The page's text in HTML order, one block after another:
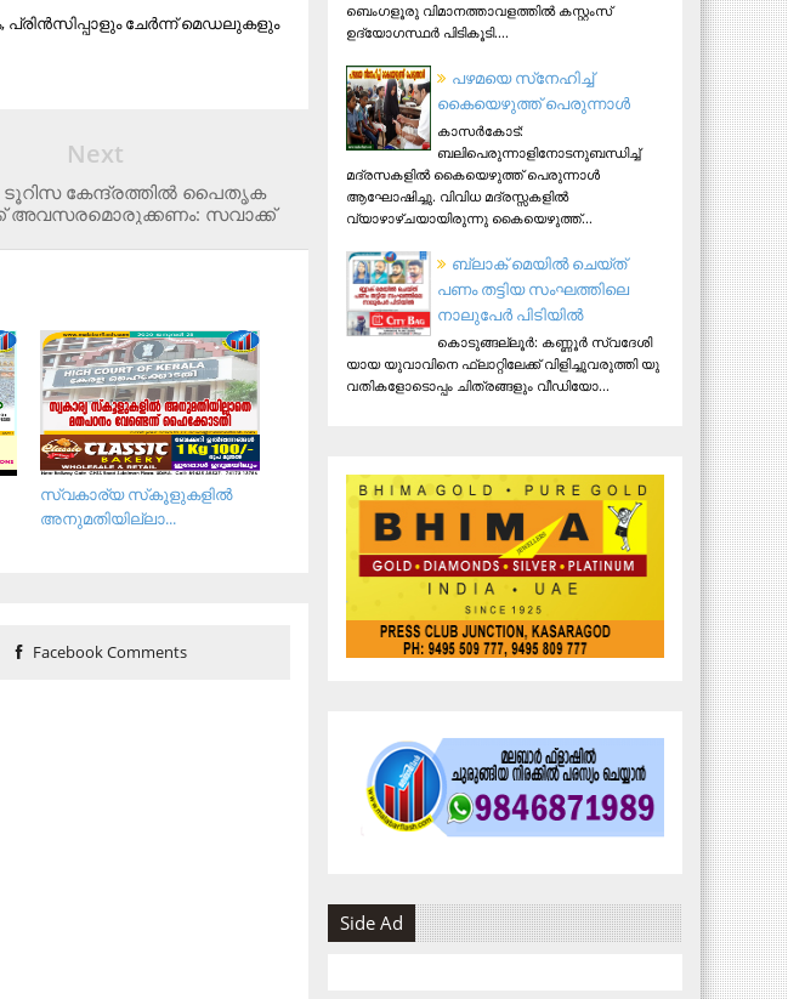
പ്രിന്‍സിപ്പാളും ചേര്‍ന്ന് മെഡലുകളും
Next
കേന്ദ്രത്തിൽ പൈതൃക
അവസരമൊരുക്കണം: സവാക്ക്
സ്വകാര്യ സ്‌കൂളുകളില്‍
അനുമതിയില്ലാ...
Facebook Comments
ബെംഗളൂരു വിമാനത്താവളത്തിൽ കസ്റ്റംസ്
ഉദ്യോഗസ്ഥർ പിടികൂടി....
പഴമയെ സ്‌നേഹിച്ച്
കൈയെഴുത്ത് പെരുന്നാള്‍
കാസര്‍കോട്:
ബലിപെരുന്നാളിനോടനുബന്ധിച്ച്
മദ്രസകളില്‍ കൈയെഴുത്ത് പെരുന്നാള്‍
ആഘോഷിച്ചു. വിവിധ മദ്രസ്സകളില്‍
വ്യാഴാഴ്ചയായിരുന്നു കൈയെഴുത്ത്...
ബ്ലാക് മെയിൽ ചെയ്ത്​
പണം തട്ടിയ സംഘത്തിലെ
നാലുപേർ പിടിയിൽ
കൊ​ടു​ങ്ങ​ല്ലൂ​ർ: ക​ണ്ണൂ​ർ സ്വ​ദേ​ശി​
യാ​യ യു​വാ​വി​നെ ഫ്ലാ​റ്റി​ലേ​ക്ക് വി​ളി​ച്ചു​വ​രു​ത്തി യു​
വ​തി​ക​ളോ​ടൊ​പ്പം ചി​ത്ര​ങ്ങ​ളും വീ​ഡി​യോ...
Side Ad